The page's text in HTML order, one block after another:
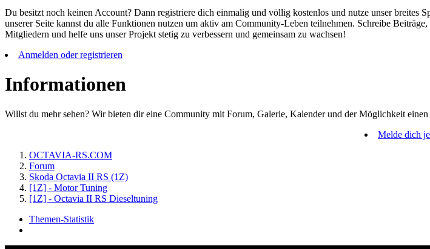
Du besitzt noch keinen Account? Dann registriere dich einmalig und völlig kostenlos und nutze unser breites
unserer Seite kannst du alle Funktionen nutzen um aktiv am Community-Leben teilnehmen. Schreibe
Mitgliedern und helfe uns unser Projekt stetig zu verbessern und gemeinsam zu wachsen!
Anmelden oder registrieren
Informationen
Willst du mehr sehen? Wir bieten dir eine Community mit Forum, Galerie, Kalender und der Möglichkeit
Melde dich
OCTAVIA-RS.COM
Forum
Skoda Octavia II RS (1Z)
[1Z] - Motor Tuning
[1Z] - Octavia II RS Dieseltuning
Themen-Statistik